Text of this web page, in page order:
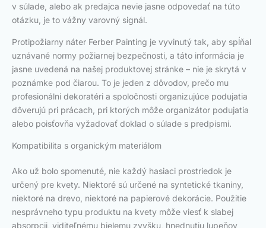
v súlade, alebo ak predajca nevie jasne odpovedať na túto
otázku, je to vážny varovný signál.
Protipožiarny náter Ferber Painting je vyvinutý tak, aby spĺňal
uznávané normy požiarnej bezpečnosti, a táto informácia je
jasne uvedená na našej produktovej stránke – nie je skrytá v
poznámke pod čiarou. To je jeden z dôvodov, prečo mu
profesionálni dekoratéri a spoločnosti organizujúce podujatia
dôverujú pri prácach, pri ktorých môže organizátor podujatia
alebo poisťovňa vyžadovať doklad o súlade s predpismi.
Kompatibilita s organickým materiálom
Ako už bolo spomenuté, nie každý hasiaci prostriedok je
určený pre kvety. Niektoré sú určené na syntetické tkaniny,
niektoré na drevo, niektoré na papierové dekorácie. Použitie
nesprávneho typu produktu na kvety môže viesť k slabej
absorpcii, viditeľnému bielemu zvyšku, hnednutiu lupeňov